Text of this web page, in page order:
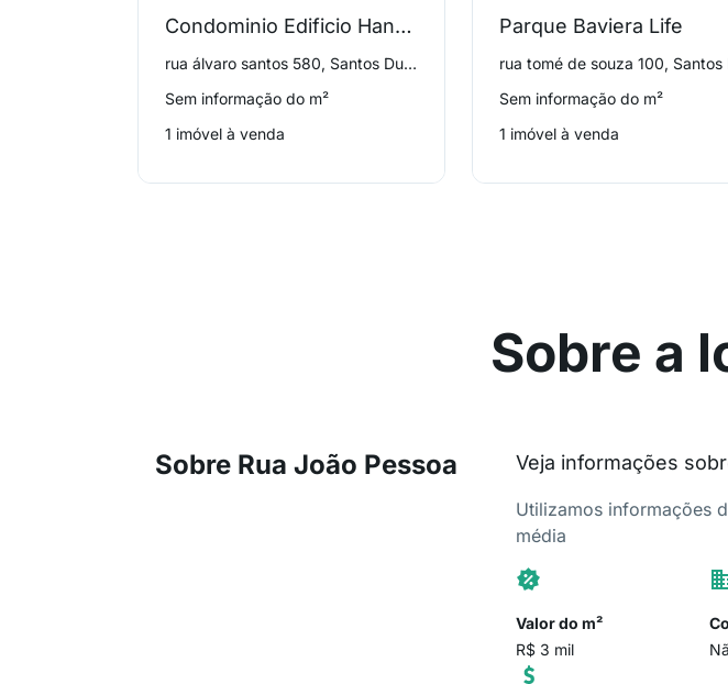
Condominio Edificio Hannover
rua álvaro santos 580, Santos Dumont
Sem informação do m²
1 imóvel à venda
Parque Baviera Life
Sem informação do m²
1 imóvel à venda
Sobre a
Sobre Rua João Pessoa Veja informações
Utilizamos informações
média
Valor do m²
R$ 3 mil